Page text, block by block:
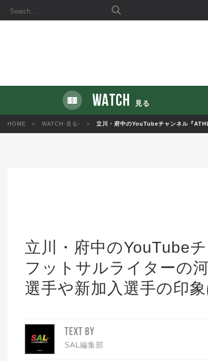
WATCH 見る
HOME WATCH-見る- 立川・府中のYouTubeチャンネル『
立川・府中のYouTube
フットサルライターの
選手や新加入選手の印象
TEXT BY
SAL編集部